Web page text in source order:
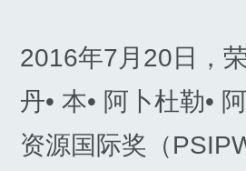
2016年7月20日，
丹• 本• 阿卜杜勒•
资源国际奖（